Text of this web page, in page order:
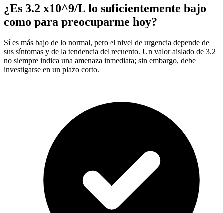
¿Es 3.2 x10^9/L lo suficientemente bajo
como para preocuparme hoy?
Sí es más bajo de lo normal, pero el nivel de urgencia depende de
sus síntomas y de la tendencia del recuento. Un valor aislado de 3.2
no siempre indica una amenaza inmediata; sin embargo, debe
investigarse en un plazo corto.